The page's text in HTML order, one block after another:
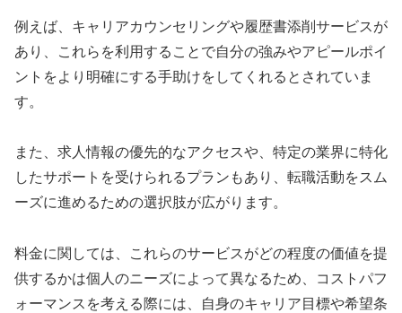
例えば、キャリアカウンセリングや履歴書添削サービスが
あり、これらを利用することで自分の強みやアピールポイ
ントをより明確にする手助けをしてくれるとされていま
す。
また、求人情報の優先的なアクセスや、特定の業界に特化
したサポートを受けられるプランもあり、転職活動をスム
ーズに進めるための選択肢が広がります。
料金に関しては、これらのサービスがどの程度の価値を提
供するかは個人のニーズによって異なるため、コストパフ
ォーマンスを考える際には、自身のキャリア目標や希望条